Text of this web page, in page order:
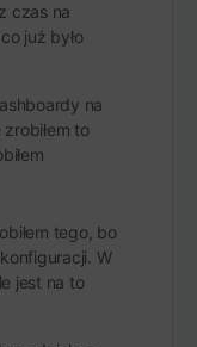
czas na
już było
na
to
tego, bo
W
jest na to